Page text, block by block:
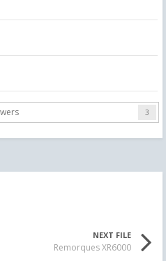
3
NEXT FILE
Remorques XR6000